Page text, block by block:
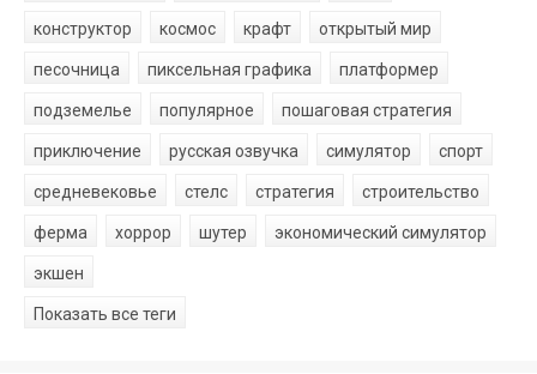
конструктор космос крафт открытый мир
песочница пиксельная графика платформер
подземелье популярное пошаговая стратегия
приключение русская озвучка симулятор спорт
средневековье стелс стратегия строительство
ферма хоррор шутер экономический симулятор
экшен
Показать все теги